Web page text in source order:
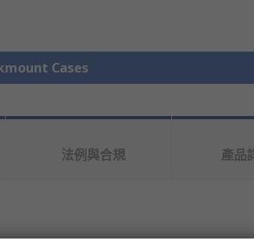
Cases
法例與合規 產品